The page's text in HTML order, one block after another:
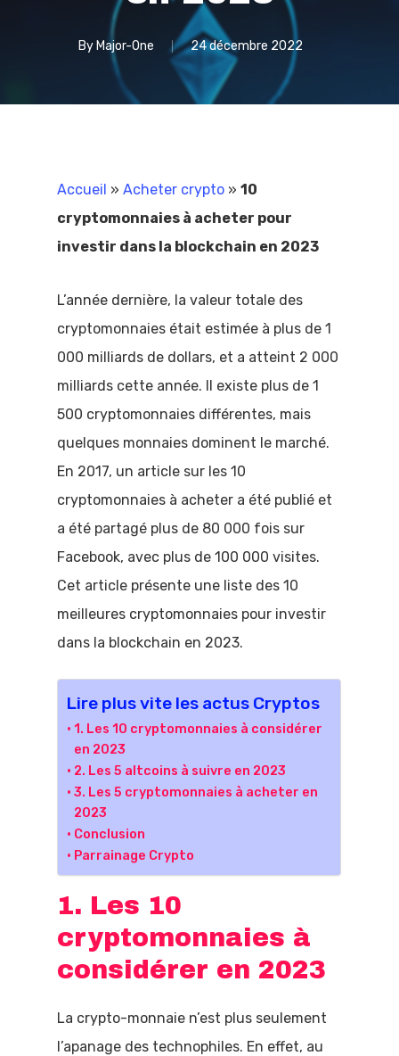
By Major-One 24 décembre 2022
Accueil » Acheter crypto » 10
cryptomonnaies à acheter pour
investir dans la blockchain en 2023
L’année dernière, la valeur totale des
cryptomonnaies était estimée à plus de 1
000 milliards de dollars, et a atteint 2 000
milliards cette année. Il existe plus de 1
500 cryptomonnaies différentes, mais
quelques monnaies dominent le marché.
En 2017, un article sur les 10
cryptomonnaies à acheter a été publié et
a été partagé plus de 80 000 fois sur
Facebook, avec plus de 100 000 visites.
Cet article présente une liste des 10
meilleures cryptomonnaies pour investir
dans la blockchain en 2023.
Lire plus vite les actus Cryptos
1. Les 10 cryptomonnaies à considérer
en 2023
2. Les 5 altcoins à suivre en 2023
3. Les 5 cryptomonnaies à acheter en
2023
Conclusion
Parrainage Crypto
1. Les 10
cryptomonnaies à
considérer en 2023
La crypto-monnaie n’est plus seulement
l’apanage des technophiles. En effet, au